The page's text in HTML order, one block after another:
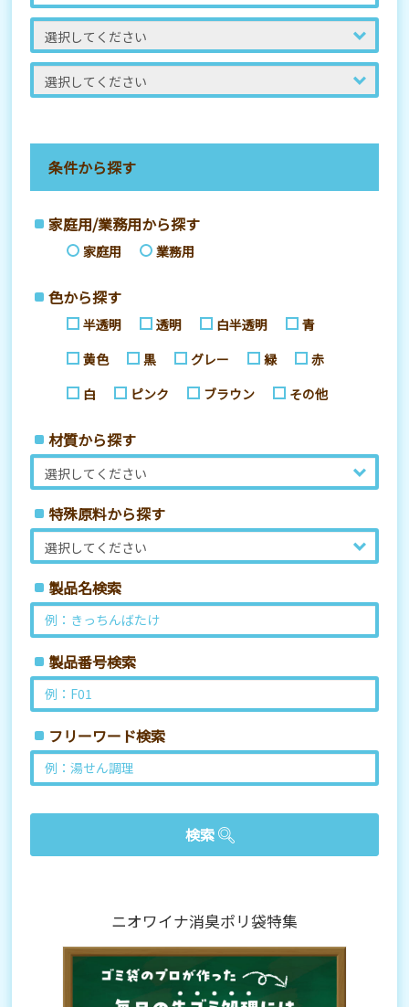
条件から探す
家庭用/業務用から探す
家庭用 業務用
色から探す
半透明 透明 白半透明
青
黄色
黒 グレー 緑
赤
白
ピンク ブラウン その他
材質から探す
特殊原料から探す
製品名検索
製品番号検索
フリーワード検索
ニオワイナ消臭ポリ袋特集